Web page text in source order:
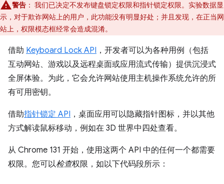
警告 ： 我们已决定不发布键盘锁定权限和指针锁定权限。实验数据显
示，对于欺诈网站上的用户，此功能没有明显好处；并且发现，在正当网
站上，权限模态框经常会造成混淆。
借助 Keyboard Lock API ，开发者可以为各种用例（包括
互动网站、游戏以及远程桌面或应用流式传输）提供沉浸式
全屏体验。为此，它会允许网站使用主机操作系统允许的所
有可用密钥。
借助指针锁定 API ，桌面应用可以隐藏指针图标，并以其他
方式解读鼠标移动，例如在 3D 世界中四处查看。
从 Chrome 131 开始，使用这两个 API 中的任何一个都需要
权限。您可以检查权限，如以下代码段所示：